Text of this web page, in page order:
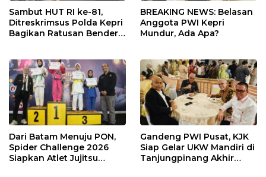
Sambut HUT RI ke-81,
Ditreskrimsus Polda Kepri
Bagikan Ratusan Bendera
BREAKING NEWS: Belasan
Anggota PWI Kepri
Mundur, Ada Apa?
Dari Batam Menuju PON,
Spider Challenge 2026
Siapkan Atlet Jujitsu
Gandeng PWI Pusat, KJK
Siap Gelar UKW Mandiri di
Tanjungpinang Akhir